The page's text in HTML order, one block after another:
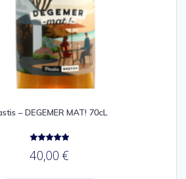
– DEGEMER MAT! 70cL
5.00
sur 5
40,00 €